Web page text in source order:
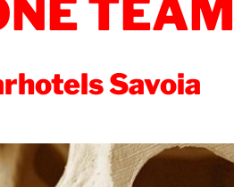
TEAM
Savoia